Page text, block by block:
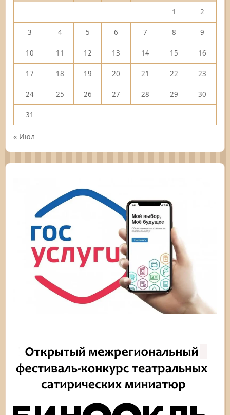
1 2
3 4 5 6 7 8 9
10 11 12 13 14 15 16
17 18 19 20 21 22 23
24 25 26 27 28 29 30
31
« Июл